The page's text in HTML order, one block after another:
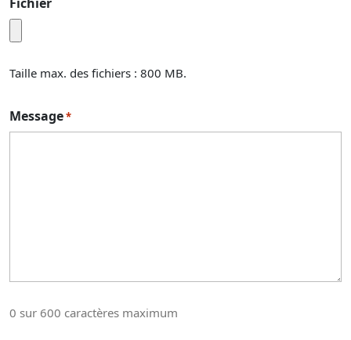
Taille max. des fichiers : 800 MB.
Message*
0 sur 600 caractères maximum